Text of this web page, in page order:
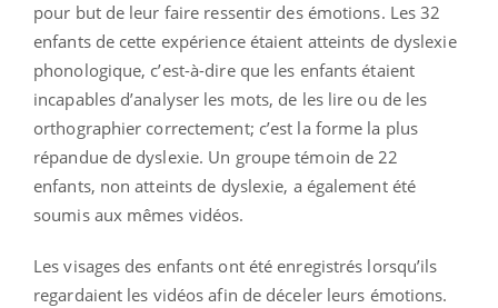
pour but de leur faire ressentir des émotions. Les 32
enfants de cette expérience étaient atteints de dyslexie
phonologique, c’est-à-dire que les enfants étaient
incapables d’analyser les mots, de les lire ou de les
orthographier correctement; c’est la forme la plus
répandue de dyslexie. Un groupe témoin de 22
enfants, non atteints de dyslexie, a également été
soumis aux mêmes vidéos.
Les visages des enfants ont été enregistrés lorsqu’ils
regardaient les vidéos afin de déceler leurs émotions.